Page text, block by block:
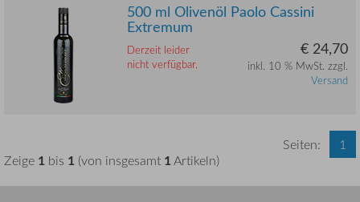
500 ml Olivenöl Paolo Cassini
Extremum
Derzeit leider
nicht verfügbar.
€ 24,70
inkl. 10 % MwSt. zzgl.
Versand
Zeige 1 bis 1 (von insgesamt 1Artikeln)
Seiten: 1